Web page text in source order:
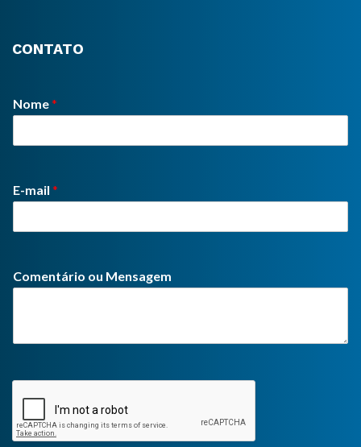
CONTATO
Nome*
E-mail *
Comentário ou Mensagem